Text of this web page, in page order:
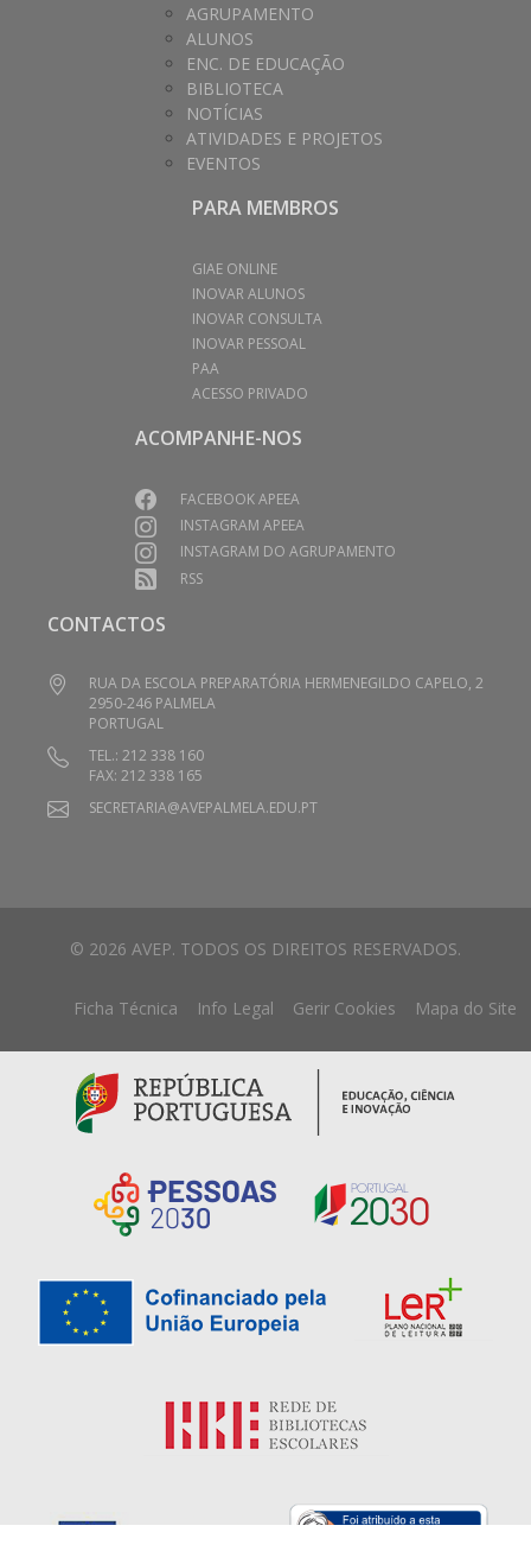
AGRUPAMENTO
ALUNOS
ENC. DE EDUCAÇÃO
BIBLIOTECA
NOTÍCIAS
ATIVIDADES E PROJETOS
EVENTOS
PARA MEMBROS
GIAE ONLINE
INOVAR ALUNOS
INOVAR CONSULTA
INOVAR PESSOAL
PAA
ACESSO PRIVADO
ACOMPANHE-NOS
FACEBOOK APEEA
INSTAGRAM APEEA
INSTAGRAM DO AGRUPAMENTO
RSS
CONTACTOS
RUA DA ESCOLA PREPARATÓRIA HERMENEGILDO CAPELO, 2
2950-246 PALMELA
PORTUGAL
TEL.: 212 338 160
FAX: 212 338 165
SECRETARIA@AVEPALMELA.EDU.PT
© 2026 AVEP. TODOS OS DIREITOS RESERVADOS.
Ficha Técnica Info Legal Gerir Cookies Mapa do Site